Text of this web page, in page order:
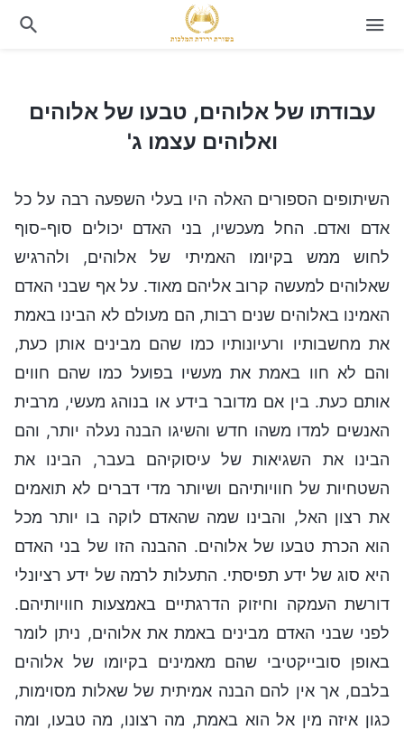
עבודתו של אלוהים, טבעו של אלוהים ואלוהים עצמו ג'
עבודתו של אלוהים, טבעו של אלוהים
ואלוהים עצמו ג'
השיתופים הספורים האלה היו בעלי השפעה רבה על כל
אדם ואדם. החל מעכשיו, בני האדם יכולים סוף-סוף
לחוש ממש בקיומו האמיתי של אלוהים, ולהרגיש
שאלוהים למעשה קרוב אליהם מאוד. על אף שבני האדם
האמינו באלוהים שנים רבות, הם מעולם לא הבינו באמת
את מחשבותיו ורעיונותיו כמו שהם מבינים אותן כעת,
והם לא חוו באמת את מעשיו בפועל כמו שהם חווים
אותם כעת. בין אם מדובר בידע או בנוהג מעשי, מרבית
האנשים למדו משהו חדש והשיגו הבנה נעלה יותר, והם
הבינו את השגיאות של עיסוקיהם בעבר, הבינו את
השטחיות של חוויותיהם ושיותר מדי דברים לא תואמים
את רצון האל, והבינו שמה שהאדם לוקה בו יותר מכל
הוא הכרת טבעו של אלוהים. ההבנה הזו של בני האדם
היא סוג של ידע תפיסתי. התעלות לרמה של ידע רציונלי
דורשת העמקה וחיזוק הדרגתיים באמצעות חוויותיהם.
לפני שבני האדם מבינים באמת את אלוהים, ניתן לומר
באופן סובייקטיבי שהם מאמינים בקיומו של אלוהים
בלבם, אך אין להם הבנה אמיתית של שאלות מסוימות,
כגון איזה מין אל הוא באמת, מה רצונו, מה טבעו, ומה